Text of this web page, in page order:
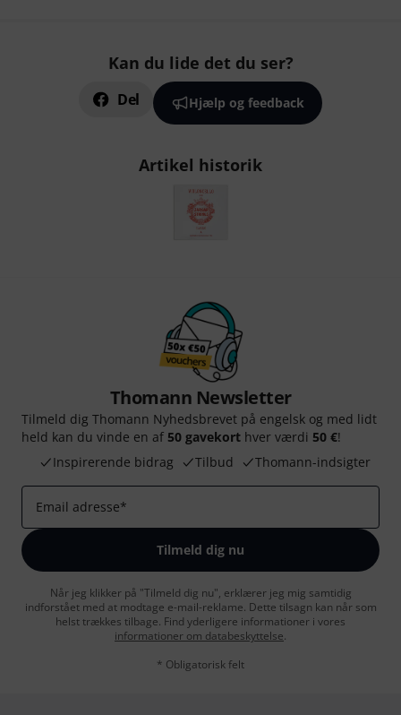
Kan du lide det du ser?
Del Hjælp og feedback
Artikel historik
Thomann Newsletter
Tilmeld dig Thomann Nyhedsbrevet på engelsk og med lidt
held kan du vinde en af 50 gavekort hver værdi 50 €!
Inspirerende bidrag
Tilbud Thomann-indsigter
Email adresse*
Tilmeld dig nu
Når jeg klikker på "Tilmeld dig nu", erklærer jeg mig samtidig
indforstået med at modtage e-mail-reklame. Dette tilsagn kan når som
helst trækkes tilbage. Find yderligere informationer i vores
informationer om databeskyttelse.
* Obligatorisk felt